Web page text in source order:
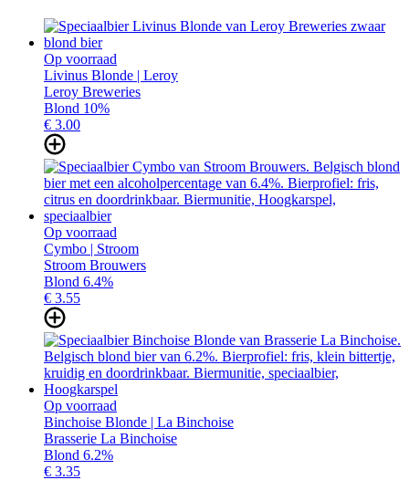
Op voorraad
Livinus Blonde | Leroy
Leroy Breweries
Blond 10%
€ 3.00
Op voorraad
Cymbo | Stroom
Stroom Brouwers
Blond 6.4%
€ 3.55
Op voorraad
Binchoise Blonde | La Binchoise
Brasserie La Binchoise
Blond 6.2%
€ 3.35